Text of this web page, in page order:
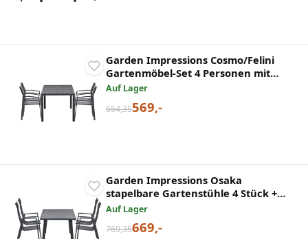
Garden Impressions Cosmo/Felini
Gartenmöbel-Set 4 Personen mit
Tisch 160 cm
Auf Lager
654,35569,-
Garden Impressions Osaka
stapelbare Gartenstühle 4 Stück +
Terni Tisch 160 cm
Auf Lager
769,35669,-